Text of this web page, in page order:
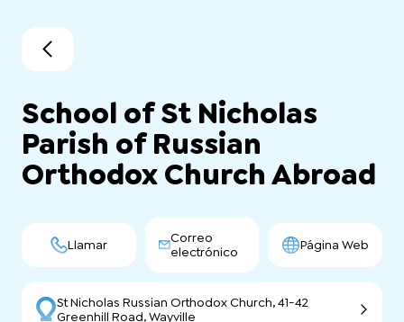
School of St Nicholas
Parish of Russian
Orthodox Church Abroad
Llamar
Correo
electrónico
Página Web
St Nicholas Russian Orthodox Church, 41-42
Greenhill Road, Wayville